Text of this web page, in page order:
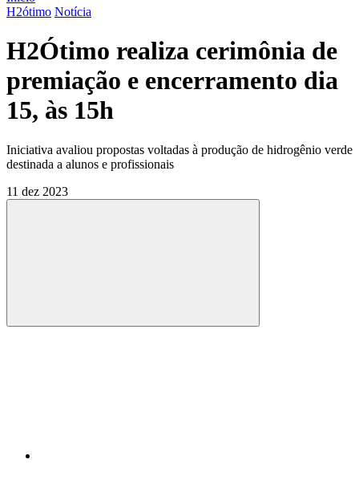
H2ótimo Notícia
H2Ótimo realiza cerimônia de
premiação e encerramento dia
15, às 15h
Iniciativa avaliou propostas voltadas à produção de hidrogênio verde
destinada a alunos e profissionais
11 dez 2023
Compartilhar